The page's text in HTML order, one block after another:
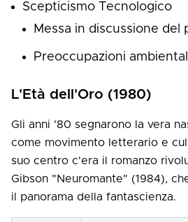
Scepticismo Tecnologico
Messa in discussione del
Preoccupazioni
L'Età dell'Oro (1980)
Gli anni '80 segnarono la vera
come movimento letterario e
suo centro c'era il romanzo
Gibson "Neuromante" (1984),
il panorama della fantascienza.